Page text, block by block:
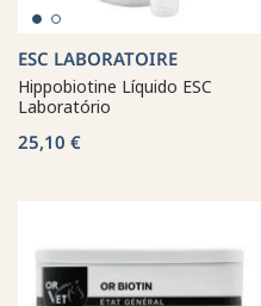
ESC LABORATOIRE
Hippobiotine Líquido ESC
Laboratório
25,10 €